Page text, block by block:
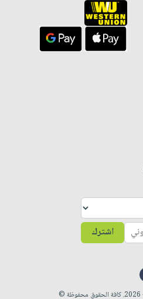
اشترك